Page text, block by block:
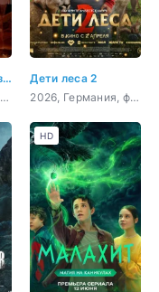
Найди своих друзей
2025, США, Италия, триллер
Дети леса 2
2026, Германия, фэнтези, семейный
HD